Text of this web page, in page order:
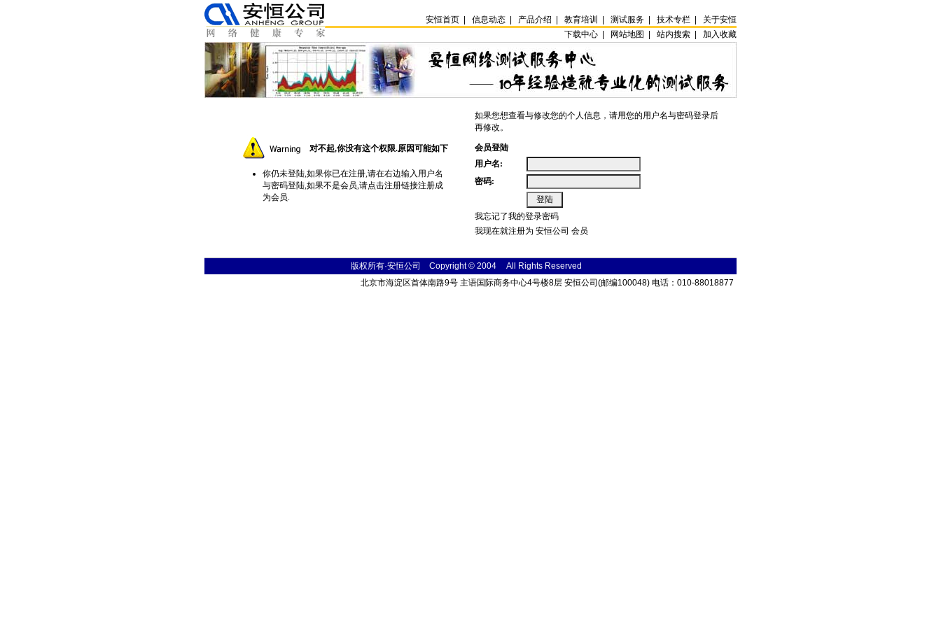
安恒首页 信息动态 产品介绍 教育培训 测试服务 技术专栏
关于安恒
下载中心 |
网站地图 站内搜索 加入收藏
对不起,你没有这个权限.原因可能如下
你仍未登陆,如果你已在注册,请在右边输入用户名
与密码登陆,如果不是会员,请点击注册链接注册成
为会员.
如果您想查看与修改您的个人信息，请用您的用户名与密码登录后
再修改。
会员登陆
用户名:
密码:
我忘记了我的登录密码
我现在就注册为 安恒公司 会员
版权所有·安恒公司 Copyright © 2004 All Rights Reserved
北京市海淀区首体南路9号 主语国际商务中心4号楼8层 安恒公司(邮编100048) 电话：010-88018877